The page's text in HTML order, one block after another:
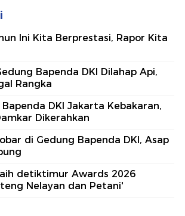
Ini Kita Berprestasi, Rapor Kita
Bapenda DKI Dilahap Api,
Rangka
DKI Jakarta Kebakaran,
Dikerahkan
di Gedung Bapenda DKI, Asap
detiktimur Awards 2026
Nelayan dan Petani'